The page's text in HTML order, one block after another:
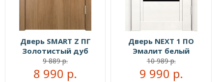
Дверь SMART Z ПГ
Золотистый дуб
9 889 р.
8 990 р.
Дверь NEXT 1 ПО
Эмалит белый
10 989 р.
9 990 р.